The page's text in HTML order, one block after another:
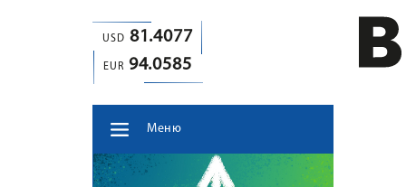
USD 81.4077
EUR 94.0585
Меню